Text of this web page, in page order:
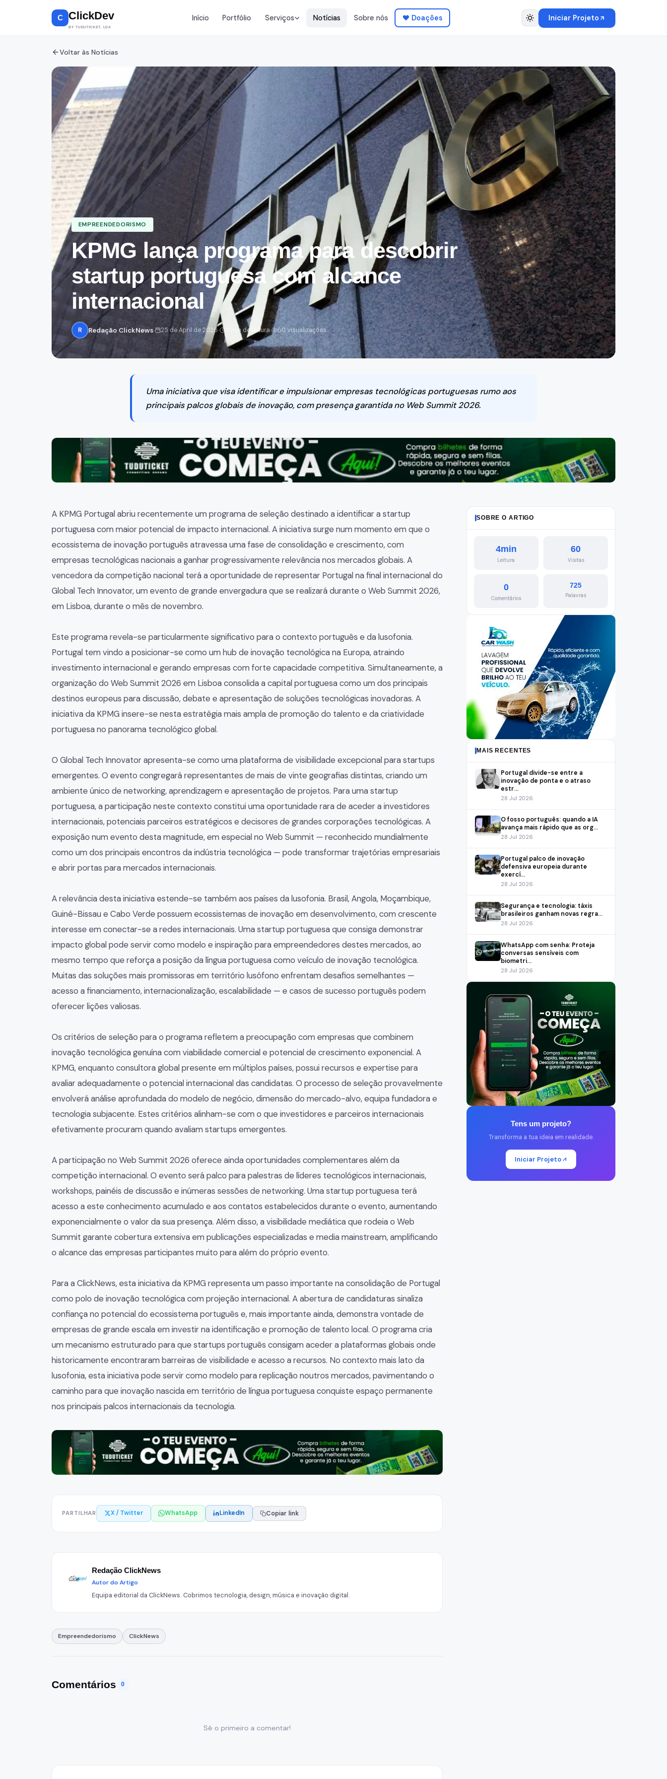
C ClickDev
BY TUDUTICKET, LDA
Início Portfólio Serviços
UI/UX
Estúdio de Música
Gravação, produção,
mixagem
Gestão de Artistas
Booking, carreira,
distribuição
Fotografia & Vídeo
Eventos, produtos,
Impressão &
Publicidade
T-shirts, fardas, pulseiras
Kadhun
Loja Streetwear
Venda de Bilhetes
TuduTicket Online
BookingBias
Voos, Hotéis & Viagens
Lavagem de Carros
Em breve — brevemente
Notícias Sobre nós Doações Iniciar Projeto
Voltar às Notícias
EMPREENDEDORISMO
KPMG lança programa para descobrir
startup portuguesa com alcance
internacional
R Redação ClickNews· 25 de April de 2026· 4 min de leitura· 60 visualizações
Uma iniciativa que visa identificar e impulsionar empresas tecnológicas portuguesas rumo aos
principais palcos globais de inovação, com presença garantida no Web Summit 2026.
A KPMG Portugal abriu recentemente um programa de seleção destinado a identificar a startup
portuguesa com maior potencial de impacto internacional. A iniciativa surge num momento em que o
ecossistema de inovação português atravessa uma fase de consolidação e crescimento, com
empresas tecnológicas nacionais a ganhar progressivamente relevância nos mercados globais. A
vencedora da competição nacional terá a oportunidade de representar Portugal na final internacional do
Global Tech Innovator, um evento de grande envergadura que se realizará durante o Web Summit 2026,
em Lisboa, durante o mês de novembro.
Este programa revela-se particularmente significativo para o contexto português e da lusofonia.
Portugal tem vindo a posicionar-se como um hub de inovação tecnológica na Europa, atraindo
investimento internacional e gerando empresas com forte capacidade competitiva. Simultaneamente, a
organização do Web Summit 2026 em Lisboa consolida a capital portuguesa como um dos principais
destinos europeus para discussão, debate e apresentação de soluções tecnológicas inovadoras. A
iniciativa da KPMG insere-se nesta estratégia mais ampla de promoção do talento e da criatividade
portuguesa no panorama tecnológico global.
O Global Tech Innovator apresenta-se como uma plataforma de visibilidade excepcional para startups
emergentes. O evento congregará representantes de mais de vinte geografias distintas, criando um
ambiente único de networking, aprendizagem e apresentação de projetos. Para uma startup
portuguesa, a participação neste contexto constitui uma oportunidade rara de aceder a investidores
internacionais, potenciais parceiros estratégicos e decisores de grandes corporações tecnológicas. A
exposição num evento desta magnitude, em especial no Web Summit — reconhecido mundialmente
como um dos principais encontros da indústria tecnológica — pode transformar trajetórias empresariais
e abrir portas para mercados internacionais.
A relevância desta iniciativa estende-se também aos países da lusofonia. Brasil, Angola, Moçambique,
Guiné-Bissau e Cabo Verde possuem ecossistemas de inovação em desenvolvimento, com crescente
interesse em conectar-se a redes internacionais. Uma startup portuguesa que consiga demonstrar
impacto global pode servir como modelo e inspiração para empreendedores destes mercados, ao
mesmo tempo que reforça a posição da língua portuguesa como veículo de inovação tecnológica.
Muitas das soluções mais promissoras em território lusófono enfrentam desafios semelhantes —
acesso a financiamento, internacionalização, escalabilidade — e casos de sucesso português podem
oferecer lições valiosas.
Os critérios de seleção para o programa refletem a preocupação com empresas que combinem
inovação tecnológica genuína com viabilidade comercial e potencial de crescimento exponencial. A
KPMG, enquanto consultora global presente em múltiplos países, possui recursos e expertise para
avaliar adequadamente o potencial internacional das candidatas. O processo de seleção provavelmente
envolverá análise aprofundada do modelo de negócio, dimensão do mercado-alvo, equipa fundadora e
tecnologia subjacente. Estes critérios alinham-se com o que investidores e parceiros internacionais
efetivamente procuram quando avaliam startups emergentes.
A participação no Web Summit 2026 oferece ainda oportunidades complementares além da
competição internacional. O evento será palco para palestras de líderes tecnológicos internacionais,
workshops, painéis de discussão e inúmeras sessões de networking. Uma startup portuguesa terá
acesso a este conhecimento acumulado e aos contatos estabelecidos durante o evento, aumentando
exponencialmente o valor da sua presença. Além disso, a visibilidade mediática que rodeia o Web
Summit garante cobertura extensiva em publicações especializadas e media mainstream, amplificando
o alcance das empresas participantes muito para além do próprio evento.
Para a ClickNews, esta iniciativa da KPMG representa um passo importante na consolidação de Portugal
como polo de inovação tecnológica com projeção internacional. A abertura de candidaturas sinaliza
confiança no potencial do ecossistema português e, mais importante ainda, demonstra vontade de
empresas de grande escala em investir na identificação e promoção de talento local. O programa cria
um mecanismo estruturado para que startups português consigam aceder a plataformas globais onde
historicamente encontraram barreiras de visibilidade e acesso a recursos. No contexto mais lato da
lusofonia, esta iniciativa pode servir como modelo para replicação noutros mercados, pavimentando o
caminho para que inovação nascida em território de língua portuguesa conquiste espaço permanente
nos principais palcos internacionais da tecnologia.
PARTILHAR X / Twitter WhatsApp LinkedIn Copiar link
Redação ClickNews
Autor do Artigo
Equipa editorial da ClickNews. Cobrimos tecnologia, design, música e inovação digital.
Empreendedorismo ClickNews
Comentários 0
Sê o primeiro a comentar!
SOBRE O ARTIGO
4min
Leitura
60
Visitas
0
Comentários
725
Palavras
MAIS RECENTES
Portugal divide-se entre a
inovação de ponta e o atraso
estr...
28 Jul 2026
O fosso português: quando a IA
avança mais rápido que as org...
28 Jul 2026
Portugal palco de inovação
defensiva europeia durante
exercí...
28 Jul 2026
Segurança e tecnologia: táxis
brasileiros ganham novas regra...
28 Jul 2026
WhatsApp com senha: Proteja
conversas sensíveis com
biometri...
28 Jul 2026
Tens um projeto?
Transforma a tua ideia em realidade.
Iniciar Projeto